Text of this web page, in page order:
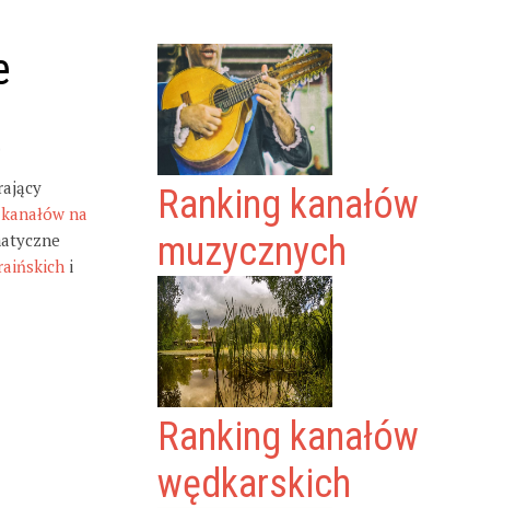
na
i
Ranking kanałów
muzycznych
Ranking kanałów
wędkarskich